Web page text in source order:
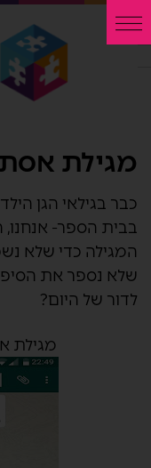
מגילת
כבר בגילאי הגן
בבית הספר- אנחנו,
המגילה כדי שלא
שלא נספר את
לדור של היום?
מגילת